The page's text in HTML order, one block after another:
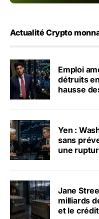
Actualité Crypto
Emploi
détruits
hausse
Yen :
sans
une
Jane
milliards
et le